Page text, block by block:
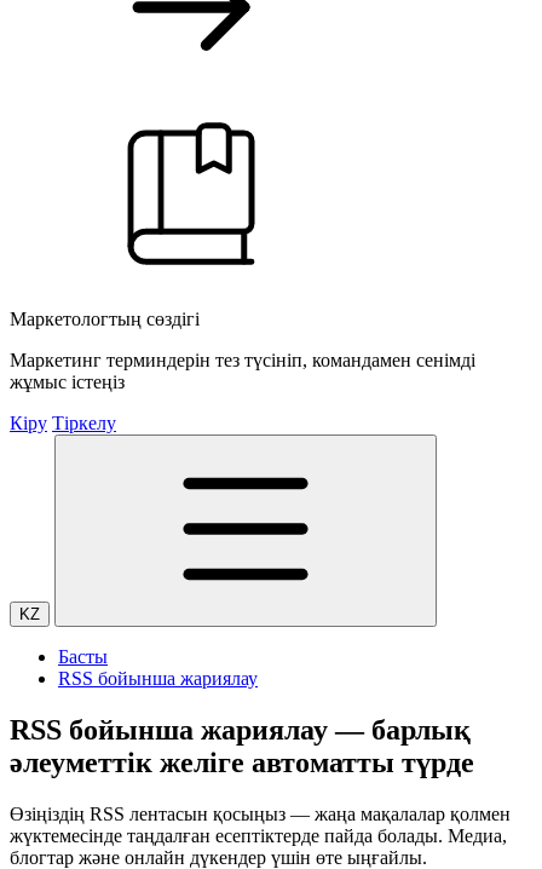
Маркетологтың сөздігі
Маркетинг терминдерін тез түсініп, командамен сенімді
жұмыс істеңіз
Кіру Тіркелу
KZ
Басты
RSS бойынша жариялау
RSS бойынша жариялау — барлық
әлеуметтік желіге автоматты түрде
Өзіңіздің RSS лентасын қосыңыз — жаңа мақалалар қолмен
жүктемесінде таңдалған есептіктерде пайда болады. Медиа,
блогтар және онлайн дүкендер үшін өте ыңғайлы.